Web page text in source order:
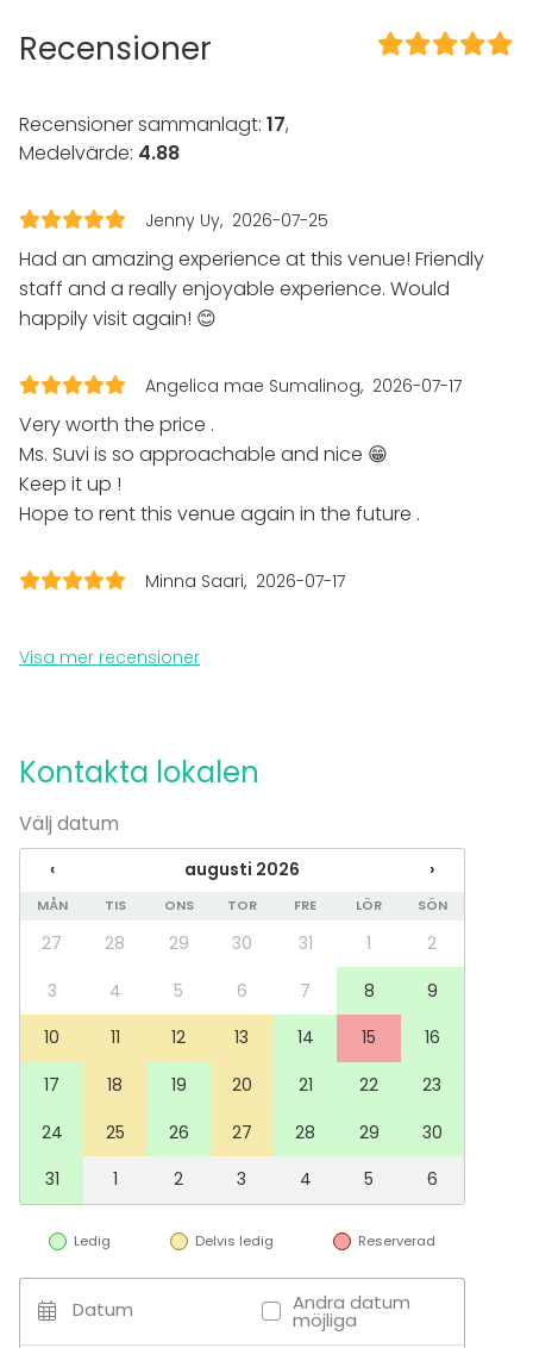
juhlatila oli täydellinen meidän tarpeisiin. Tila
oli rauhallinen, hyvän kokoinen ja helppo
juhlajärjestelyjä. Taulu-tv oli kiva lisä
ohjelmanumeroita varten. Tarjouksen
varaaminen sujui erittäin sujuvasti,
asiakaspalvelu oli erittäin loistavaa ja siitä jäi
hyvä fiilis 😊
Recensioner
Recensioner sammanlagt: 17,
Medelvärde: 4.88
Jenny Uy 2026-07-25
Had an amazing experience at this venue! Friendly
staff and a really enjoyable experience. Would
happily visit again! 😊
Angelica mae Sumalinog 2026-07-17
Very worth the price .
Ms. Suvi is so approachable and nice 😁
Keep it up !
Hope to rent this venue again in the future .
Minna Saari 2026-07-17
Visa mer recensioner
Kontakta lokalen
Välj datum
‹ augusti 2026 ›
MÅN TIS ONS TOR FRE LÖR SÖN
27 28 29 30 31 1
2
3
4 5 6 7 8
9
10
11 12 13 14 15
16
17
18 19 20 21 22
23
24
25 26 27 28 29
30
31
1 2 3 4 5 6
Ledig Delvis ledig Reserverad
Datum Andra datum
möjliga